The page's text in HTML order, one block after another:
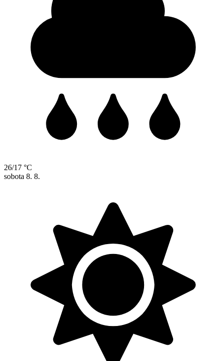
26/17 °C
sobota 8. 8.